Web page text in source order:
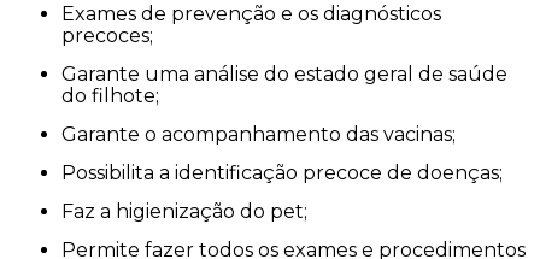
Exames de prevenção e os diagnósticos
precoces;
Garante uma análise do estado geral de saúde
do filhote;
Garante o acompanhamento das vacinas;
Possibilita a identificação precoce de doenças;
Faz a higienização do pet;
Permite fazer todos os exames e procedimentos